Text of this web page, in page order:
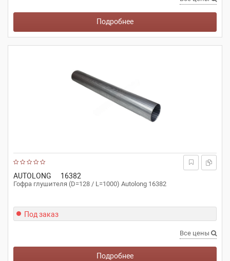
Подробнее
AUTOLONG 16382
Гофра глушителя (D=128 / L=1000) Autolong 16382
Под заказ
Все цены
Подробнее